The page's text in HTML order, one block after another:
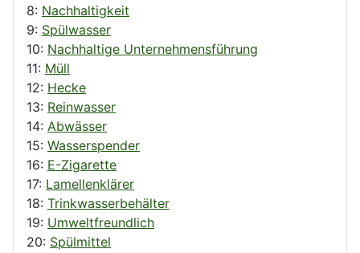
8: Nachhaltigkeit
9: Spülwasser
10: Nachhaltige Unternehmensführung
11: Müll
12: Hecke
13: Reinwasser
14: Abwässer
15: Wasserspender
16: E-Zigarette
17: Lamellenklärer
18: Trinkwasserbehälter
19: Umweltfreundlich
20: Spülmittel